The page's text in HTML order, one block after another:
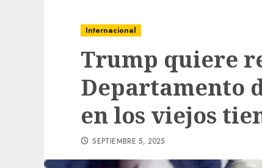
Internacional
Trump quiere
Departamento
en los viejos
SEPTIEMBRE 5, 2025